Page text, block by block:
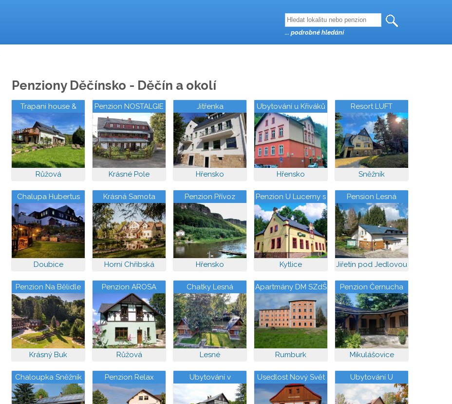
Penziony Děčínsko - Děčín a okolí
Trapani house &
camp
Růžová
Penzion NOSTALGIE
1876
Krásné Pole
Jitřenka
Hřensko
Ubytování u Křiváků
Hřensko
Resort LUFT
Sněžník
Chalupa Hubertus
Doubice
Krásná Samota
Horní Chřibská
Penzion Přívoz
Hřensko
Penzion U Lucerny s
malou farmičkou
Kytlice
Pension Lesná
Jiřetín pod Jedlovou
Penzion Na Bělidle
Krásný Buk
Penzion AROSA
Růžová
Chatky Lesná
Lesné
Apartmány DM SZdŠ
a OA
Rumburk
Penzion Černucha
Mikulášovice
Chaloupka Sněžník Penzion Relax
Ubytování v
Usedlost Nový Svět
Ubytování U
čalouníka
... podrobné hledání